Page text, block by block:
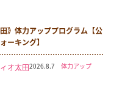
田》体力アッププログラム【公
ーキング】
オ太田2026.8.7 体力アップ